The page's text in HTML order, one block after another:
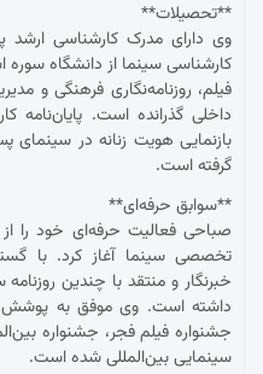
**تحصیلات**
وی دارای مدرک کارشناسی ارشد
کارشناسی سینما از دانشگاه
فیلم، روزنامه‌نگاری فرهنگی و
داخلی گذرانده است.
بازنمایی هویت زنانه در سینمای
گرفته است.
**سوابق حرفه‌ای**
تخصصی سینما آغاز کرد. با
خبرنگار و منتقد با چندین
داشته است. وی موفق به پوشش
جشنواره فیلم فجر، جشنواره
سینمایی بین‌المللی شده است.